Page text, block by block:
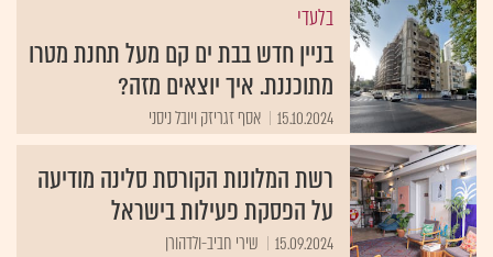
בלעדי
בניין חדש בבת ים קם מעל תחנת מטרו
מתוכננת. איך יוצאים מזה?
15.10.2024 אסף זגריזק ויובל ניסני
רשת המלונות הקורסת סלינה מודיעה
על הפסקת פעילות בישראל
15.09.2024 שירי חביב-ולדהורן